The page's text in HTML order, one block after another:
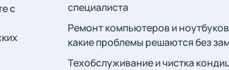
с
специалиста
Ремонт компьютеров и
какие проблемы решаются без
Техобслуживание и чистка